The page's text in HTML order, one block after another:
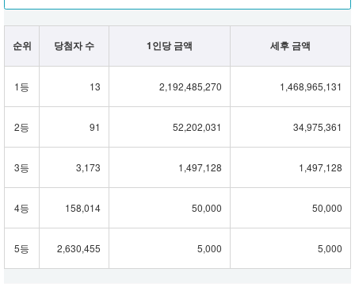
순위 당첨자 수 1인당 금액 세후 금액
1등 13 2,192,485,270 1,468,965,131
2등 91 52,202,031 34,975,361
3등 3,173 1,497,128 1,497,128
4등 158,014 50,000 50,000
5등 2,630,455 5,000 5,000